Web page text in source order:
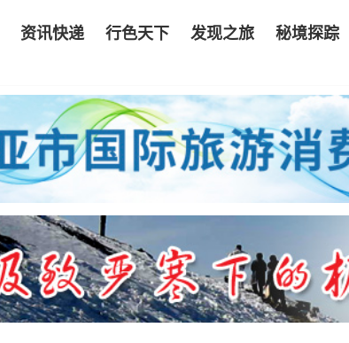
资讯快递 行色天下 发现之旅 秘境探踪